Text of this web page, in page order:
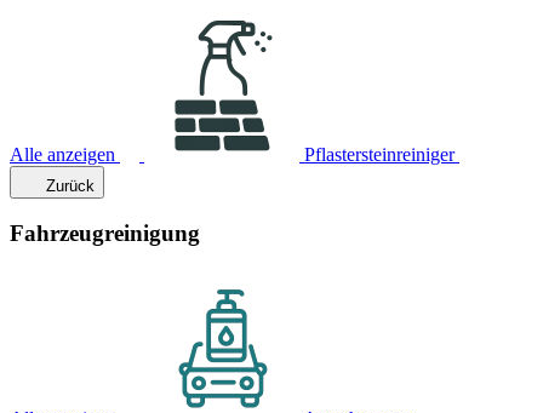
Alle anzeigen Pflastersteinreiniger
Zurück
Fahrzeugreinigung